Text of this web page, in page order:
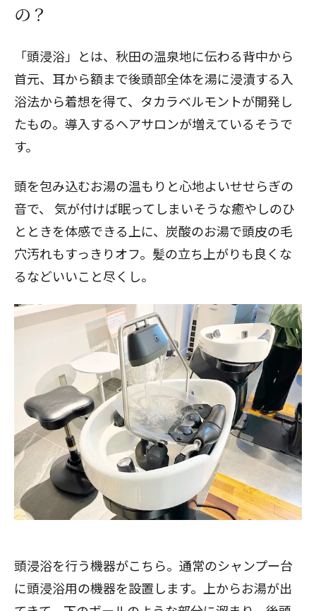
の？
「頭浸浴」とは、秋田の温泉地に伝わる背中から
首元、耳から額まで後頭部全体を湯に浸漬する入
浴法から着想を得て、タカラベルモントが開発し
たもの。導入するヘアサロンが増えているそうで
す。
頭を包み込むお湯の温もりと心地よいせせらぎの
音で、 気が付けば眠ってしまいそうな癒やしのひ
とときを体感できる上に、炭酸のお湯で頭皮の毛
穴汚れもすっきりオフ。髪の立ち上がりも良くな
るなどいいこと尽くし。
頭浸浴を行う機器がこちら。通常のシャンプー台
に頭浸浴用の機器を設置します。上からお湯が出